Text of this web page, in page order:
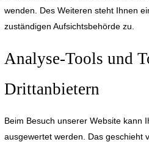
wenden. Des Weiteren steht Ihnen
zuständigen Aufsichtsbehörde zu.
Analyse-Tools und
Drittanbietern
Beim Besuch unserer Website kann
ausgewertet werden. Das geschieht